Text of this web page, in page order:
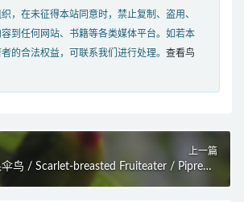
，在未征得本站同意时，禁止复制、盗用、
到任何网站、书籍等各类媒体平台。如若本
的合法权益，可联系我们进行处理。 查看鸟
上一篇
鸟 / Scarlet-breasted Fruiteater / Pipreola